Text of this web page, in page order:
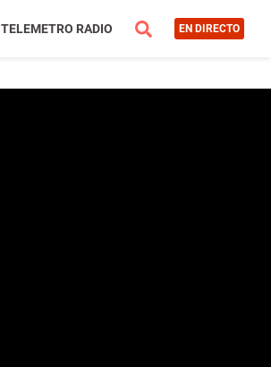
TELEMETRO RADIO EN DIRECTO